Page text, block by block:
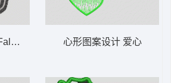
Officers Memorial心形图案设计 爱心